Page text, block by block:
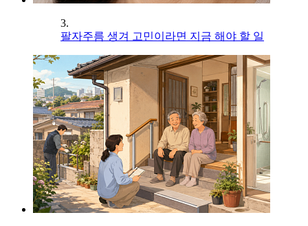
3.
팔자주름 생겨 고민이라면 지금 해야 할 일